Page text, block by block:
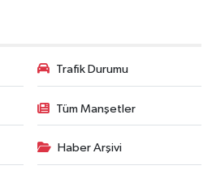
Trafik Durumu
Tüm Manşetler
Haber Arşivi